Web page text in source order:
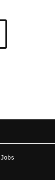
Jobs